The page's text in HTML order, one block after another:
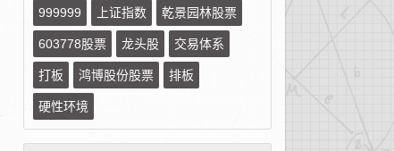
999999 上证指数 乾景园林股票
603778股票 龙头股 交易体系
打板 鸿博股份股票 排板
硬性环境